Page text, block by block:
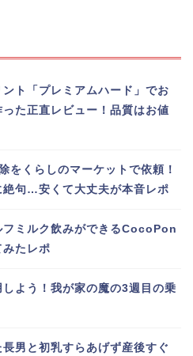
ント「プレミアムハード」でお
た正直レビュー！品質はお値
をくらしのマーケットで依頼！
絶句…安くて大丈夫が本音レポ
フミルク飲みができるCocoPon
たレポ
しよう！我が家の魔の3週目の乗
男と初乳すらあげず産後すぐ